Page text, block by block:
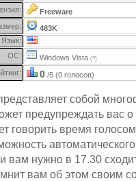
Freeware
483K
Язык:
ОС:
Windows Vista (?)
0 /5 (0 голосов)
собой
предупреждать вас
говорить время
вам нужно в 17.30
вам об этом своим